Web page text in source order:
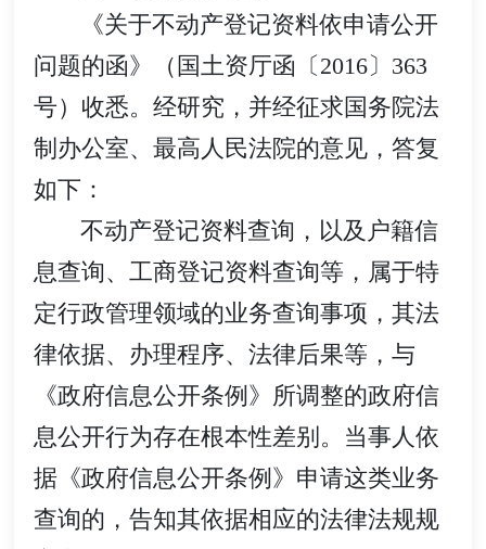
《关于不动产登记资料依申请公开
问题的函》（国土资厅函〔2016〕363
号）收悉。经研究，并经征求国务院法
制办公室、最高人民法院的意见，答复
如下：
不动产登记资料查询，以及户籍信
息查询、工商登记资料查询等，属于特
定行政管理领域的业务查询事项，其法
律依据、办理程序、法律后果等，与
《政府信息公开条例》所调整的政府信
息公开行为存在根本性差别。当事人依
据《政府信息公开条例》申请这类业务
查询的，告知其依据相应的法律法规规